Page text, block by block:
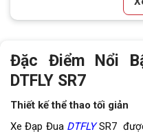
Tăng tốc trước (Gạt
Tăng tốc sau (Gạt líp)
Đặc Điểm Nổi
DTFLY SR7
Thiết kế thể thao tối giản
Xe Đạp Đua DTFLYSR7